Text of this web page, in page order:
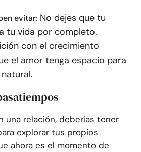
evitar: No dejes que tu
tu vida por completo.
con el crecimiento
el amor tenga espacio para
una relación, deberías tener
explorar tus propios
ahora es el momento de